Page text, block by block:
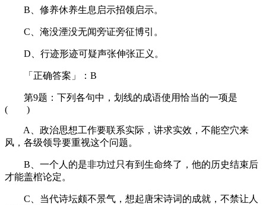
B、修养休养生息启示招领启示。
C、淹没湮没无闻旁证旁征博引。
D、行迹形迹可疑声张伸张正义。
「正确答案」：B
第9题：下列各句中，划线的成语使用恰当的一项是
( )
A、政治思想工作要联系实际，讲求实效，不能空穴来
风，各级领导要重视这个问题。
B、一个人的是非功过只有到生命终了，他的历史结束后
才能盖棺论定。
C、当代诗坛颇不景气，想起唐宋诗词的成就，不禁让人